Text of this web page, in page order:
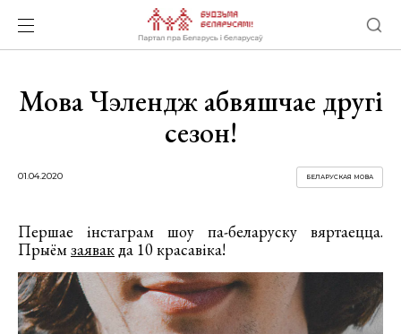
Мова Чэлендж абвяшчае другі
сезон!
01.04.2020 БЕЛАРУСКАЯ МОВА
Першае інстаграм шоу па-беларуску вяртаецца.
Прыёмзаявакда 10 красавіка!